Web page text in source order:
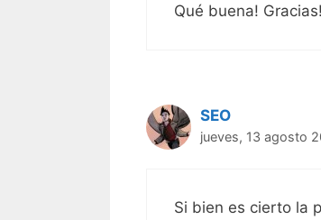
Qué buena! Gracias!
SEO
jueves, 13 agosto
Si bien es cierto la